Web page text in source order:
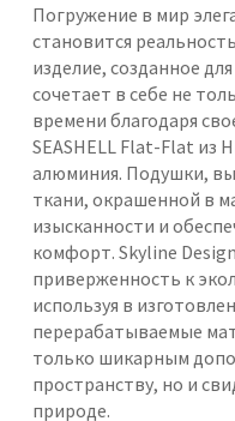
Погружение в мир
становится
изделие, созданное
сочетает в себе не
времени благодаря
SEASHELL Flat-Flat из
алюминия. Подушки,
ткани, окрашенной в
изысканности и
комфорт. Skyline
приверженность к
используя в
перерабатываемые
только шикарным
пространству, но и
природе.